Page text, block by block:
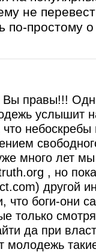
не
по-простому
правы!!!
услышит
что
много лет
, но
другой
что боги-они
только
да при
молодежь